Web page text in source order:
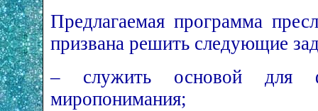
Предлагаемая программа
призвана решить следующие
– служить основой для
миропонимания;